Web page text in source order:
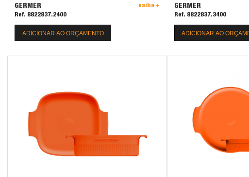
GERMER
saiba +
Ref. 8822837.2400
ADICIONAR AO ORÇAMENTO
GERMER
Ref. 8822837.3400
ADICIONAR AO